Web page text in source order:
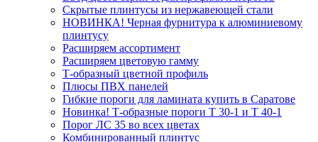
Скрытые плинтусы из нержавеющей стали
НОВИНКА! Черная фурнитура к алюминиевому
плинтусу
Расширяем ассортимент
Расширяем цветовую гамму
Т-образный цветной профиль
Плюсы ПВХ панелей
Гибкие пороги для ламината купить в Саратове
Новинка! Т-образные пороги Т 30-1 и Т 40-1
Порог ЛС 35 во всех цветах
Комбинированный плинтус